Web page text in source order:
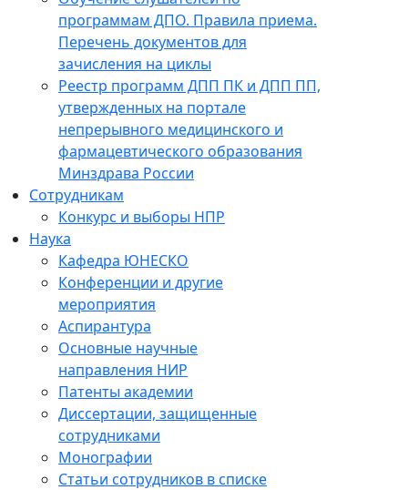
программам ДПО. Правила приема.
Перечень документов для
зачисления на циклы
Реестр программ ДПП ПК и ДПП ПП,
утвержденных на портале
непрерывного медицинского и
фармацевтического образования
Минздрава России
Сотрудникам
Конкурс и выборы НПР
Наука
Кафедра ЮНЕСКО
Конференции и другие
мероприятия
Аспирантура
Основные научные
направления НИР
Патенты академии
Диссертации, защищенные
сотрудниками
Монографии
Статьи сотрудников в списке